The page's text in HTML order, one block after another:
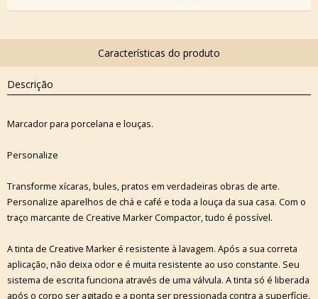
Descrição
Marcador para porcelana e louças.
Personalize
Transforme xícaras, bules, pratos em verdadeiras obras de arte.
Personalize aparelhos de chá e café e toda a louça da sua casa. Com o
traço marcante de Creative Marker Compactor, tudo é possível.
A tinta de Creative Marker é resistente à lavagem. Após a sua correta
aplicação, não deixa odor e é muita resistente ao uso constante. Seu
sistema de escrita funciona através de uma válvula. A tinta só é liberada
após o corpo ser agitado e a ponta ser pressionada contra a superfície.